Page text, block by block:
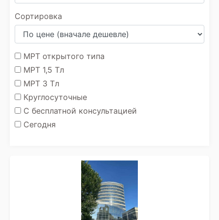
Сортировка
МРТ открытого типа
МРТ 1,5 Тл
МРТ 3 Тл
Круглосуточные
С бесплатной консультацией
Сегодня